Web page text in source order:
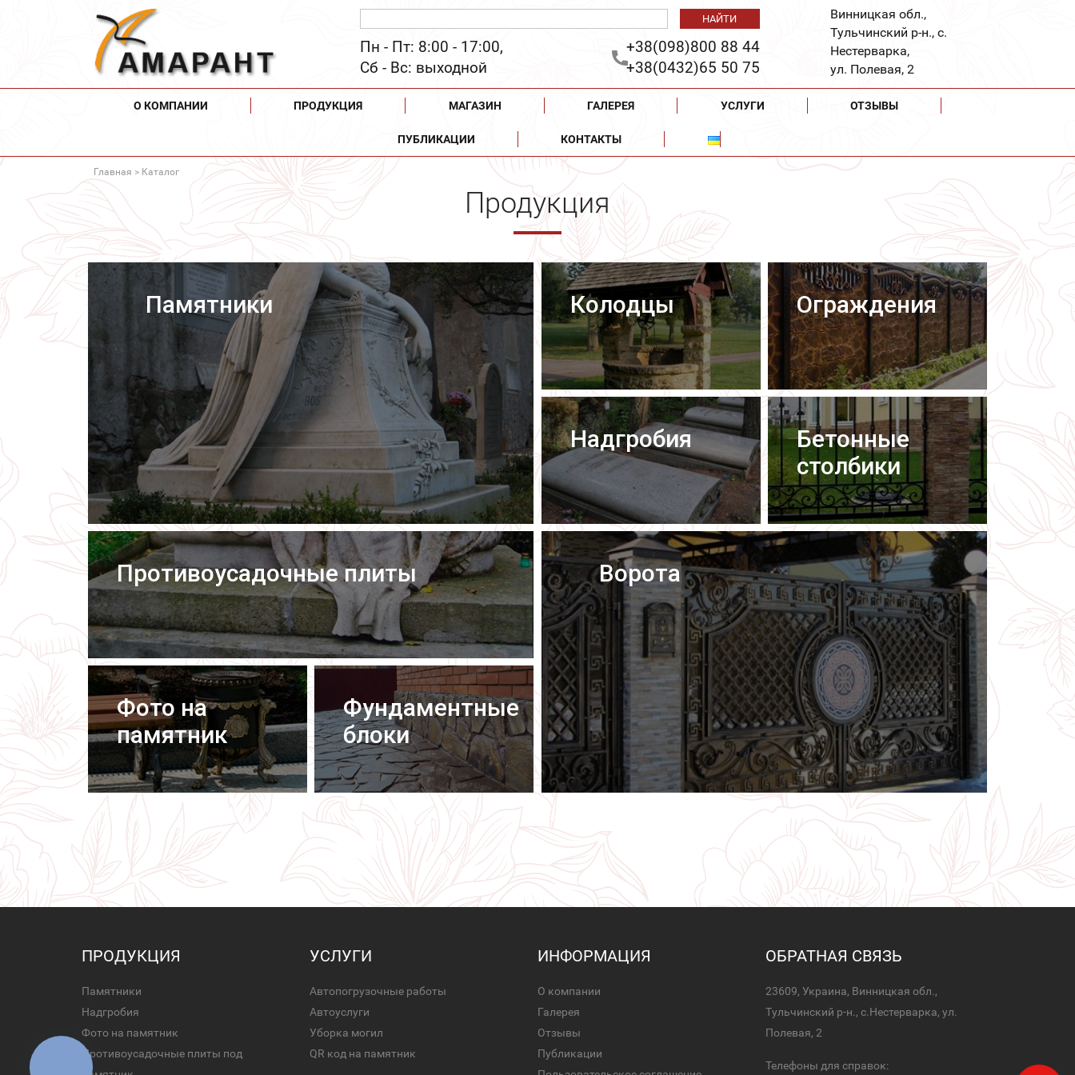
Пн - Пт: 8:00 - 17:00,
Сб - Вс: выходной
+38(098)800 88 44
+38(0432)65 50 75
Винницкая обл.,
Тульчинский р-н., с.
Нестерварка,
ул. Полевая, 2
О КОМПАНИИ ПРОДУКЦИЯ МАГАЗИН ГАЛЕРЕЯ УСЛУГИ ОТЗЫВЫ
ПУБЛИКАЦИИ КОНТАКТЫ
Главная > Каталог
Продукция
Памятники Колодцы Ограждения
Надгробия
Бетонные
столбики
Противоусадочные плиты Ворота
Фото на
памятник
Фундаментные
блоки
ПРОДУКЦИЯ
Памятники
Надгробия
Фото на памятник
Противоусадочные плиты под
УСЛУГИ
Автопогрузочные работы
Автоуслуги
Уборка могил
QR код на памятник
ИНФОРМАЦИЯ
О компании
Галерея
Отзывы
Публикации
ОБРАТНАЯ СВЯЗЬ
23609, Украина, Винницкая обл.,
Тульчинский р-н., с.Нестерварка, ул.
Полевая, 2
Телефоны для справок: